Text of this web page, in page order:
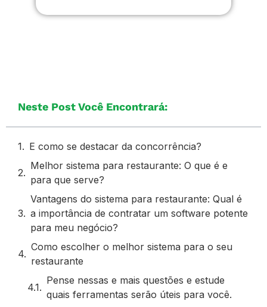
Neste Post Você Encontrará:
E como se destacar da concorrência?
Melhor sistema para restaurante: O que é e
para que serve?
Vantagens do sistema para restaurante: Qual é
a importância de contratar um software potente
para meu negócio?
Como escolher o melhor sistema para o seu
restaurante
Pense nessas e mais questões e estude
quais ferramentas serão úteis para você.